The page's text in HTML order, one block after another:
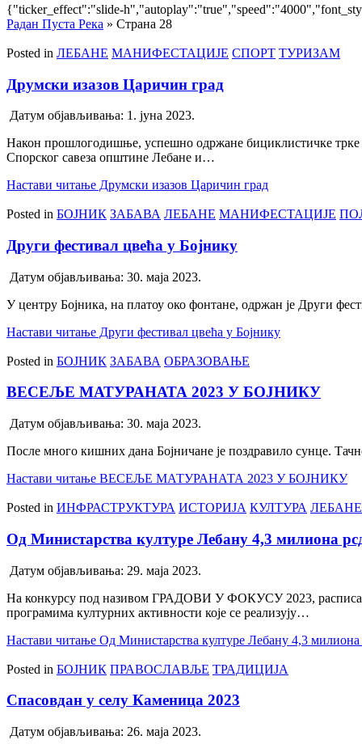
{"ticker_effect":"slide-
Радан Пуста Река » Страна 28
Posted in ЛЕБАНЕ МАНИФЕСТАЦИЈЕ СПОРТ ТУРИЗАМ
Друмски изазов Царичин град
Датум објављивања: 1. јуна 2023.
Након прошлогодишње, успешно одржане бициклистичке
Спорског савеза општине Лебане и…
Настави читање Друмски изазов Царичин град
Posted in БОЈНИК ЗАБАВА ЛЕБАНЕ МАНИФЕСТАЦИЈЕ
Други фестивал цвећа у Бојнику
Датум објављивања: 30. маја 2023.
У центру Бојника, на платоу око фoнтане, одржан је Други
Настави читање Други фестивал цвећа у Бојнику
Posted in БОЈНИК ЗАБАВА ОБРАЗОВАЊЕ
ВЕСЕЉЕ МАТУРАНАТА 2023 У БОЈНИКУ
Датум објављивања: 30. маја 2023.
После много кишних дана Бојничане је поздравило сунце.
Настави читање ВЕСЕЉЕ МАТУРАНАТА 2023 У БОЈНИКУ
Posted in ИНФРАСТРУКТУРА ИСТОРИЈА КУЛТУРА ЛЕБАНЕ
Од Министарства културе Лебану 4,3 милиона
Датум објављивања: 29. маја 2023.
На конкурсу под називом ГРАДОВИ У ФОКУСУ 2023,
програмима културних активности које се реализују…
Настави читање Од Министарства културе Лебану 4,3 милиона
Posted in БОЈНИК ПРАВОСЛАВЉЕ ТРАДИЦИЈА
Спасовдан у селу Каменица 2023
Датум објављивања: 26. маја 2023.